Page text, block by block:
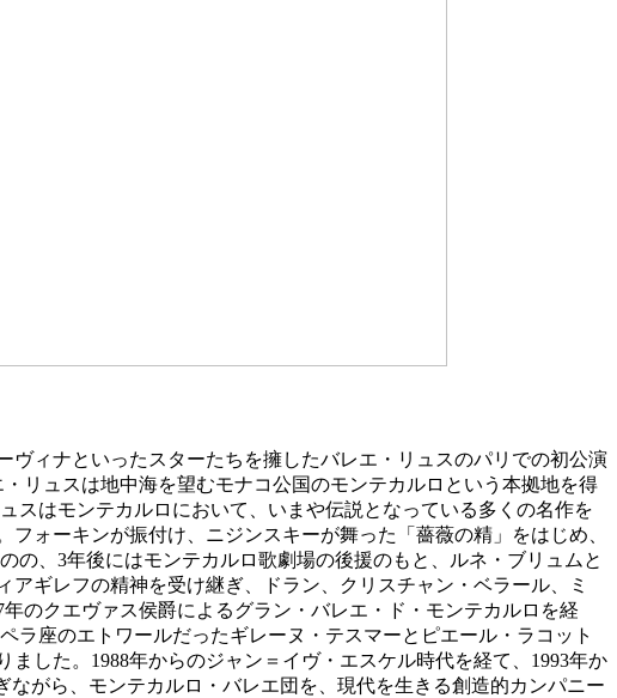
ィナといったスターたちを擁したバレエ・リュスのパリでの初公演
リュスは地中海を望むモナコ公国のモンテカルロという本拠地を得
はモンテカルロにおいて、いまや伝説となっている多くの名作を
ォーキンが振付け、ニジンスキーが舞った「薔薇の精」をはじめ、
、3年後にはモンテカルロ歌劇場の後援のもと、ルネ・ブリュムと
ギレフの精神を受け継ぎ、ドラン、クリスチャン・ベラール、ミ
のクエヴァス侯爵によるグラン・バレエ・ド・モンテカルロを経
座のエトワールだったギレーヌ・テスマーとピエール・ラコット
した。1988年からのジャン＝イヴ・エスケル時代を経て、1993年か
がら、モンテカルロ・バレエ団を、現代を生きる創造的カンパニー